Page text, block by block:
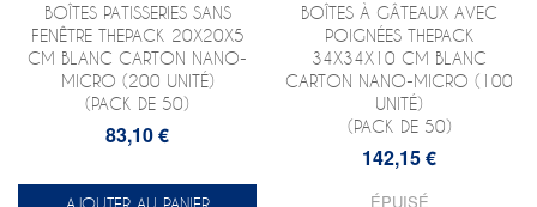
BOÎTES PATISSERIES SANS
FENÊTRE THEPACK 20X20X5
CM BLANC CARTON NANO-
MICRO (200 UNITÉ)
(PACK DE 50)
83,10 €
AJOUTER AU PANIER
BOÎTES À GÂTEAUX AVEC
POIGNÉES THEPACK
34X34X10 CM BLANC
CARTON NANO-MICRO (100
UNITÉ)
(PACK DE 50)
142,15 €
ÉPUISÉ